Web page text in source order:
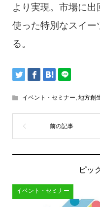
より実現。市場に
使った特別なスイー
る。
イベント・セミナー 地方創
ピッ
イベント・セミナー